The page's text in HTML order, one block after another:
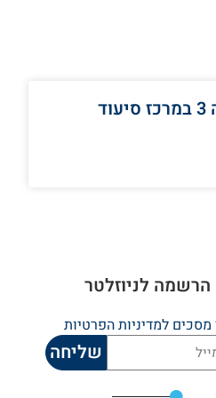
מכתב תודה למחלקה 3 במרכז סיעוד
הרשמה לניוזלטר
מסכים למדיניות הפרטיות
שליחה